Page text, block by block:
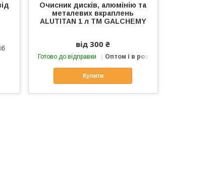
Очисник дисків, алюмінію та
металевих вкраплень
ALUTITAN 1 л ТМ GALCHEMY
від 300 ₴
Готово до відправки Оптом і в роздріб
Купити